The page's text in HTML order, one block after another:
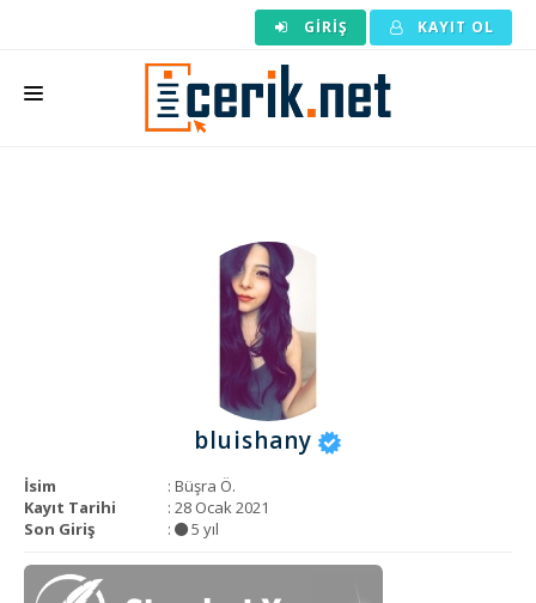
GIRIŞ KAYIT OL
KURUMSAL
bluishany
İsim
: Büşra Ö.
Kayıt Tarihi
: 28 Ocak 2021
Son Giriş
: 5 yıl